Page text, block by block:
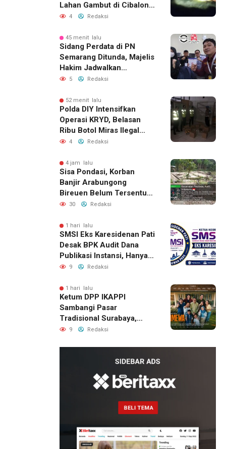
Lahan Gambut di Cibalong,
Permukiman Warga
4 Redaksi
45 menit lalu
Sidang Perdata di PN
Semarang Ditunda, Majelis
Hakim Jadwalkan
Pemanggilan Ulang BPR
5 Redaksi
52 menit lalu
Polda DIY Intensifkan
Operasi KRYD, Belasan
Ribu Botol Miras Ilegal
Berhasil Diamankan
4 Redaksi
4 jam lalu
Sisa Pondasi, Korban
Banjir Arabungong
Bireuen Belum Tersentuh
Bantuan Pascabencana
30 Redaksi
1 hari lalu
SMSI Eks Karesidenan Pati
Desak BPK Audit Dana
Publikasi Instansi, Hanya
untuk Perusahaan Pers
9 Redaksi
1 hari lalu
Ketum DPP IKAPPI
Sambangi Pasar
Tradisional Surabaya,
Akhiri Agenda dengan
9 Redaksi